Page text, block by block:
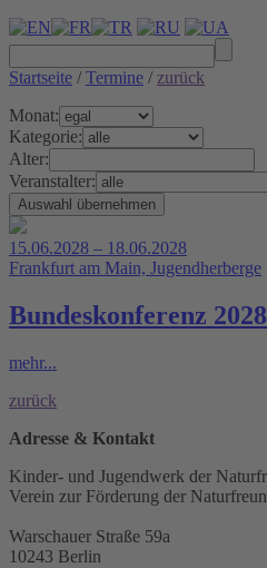
Startseite / Termine / zurück
Monat:
Kategorie:
Alter:
Veranstalter:
15.06.2028 – 18.06.2028
Frankfurt am Main, Jugendherberge
Bundeskonferenz 2028
mehr...
zurück
Adresse & Kontakt
Kinder- und Jugendwerk der
Verein zur Förderung der
Warschauer Straße 59a
10243 Berlin